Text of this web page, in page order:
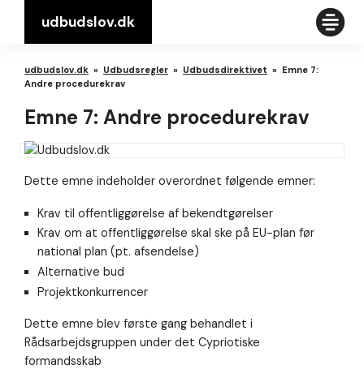
udbudslov.dk
udbudslov.dk » Udbudsregler » Udbudsdirektivet » Emne 7:
Andre procedurekrav
Emne 7: Andre procedurekrav
Dette emne indeholder overordnet følgende emner:
Krav til offentliggørelse af bekendtgørelser
Krav om at offentliggørelse skal ske på EU-plan før
national plan (pt. afsendelse)
Alternative bud
Projektkonkurrencer
Dette emne blev første gang behandlet i
Rådsarbejdsgruppen under det Cypriotiske
formandsskab
Nødvendig